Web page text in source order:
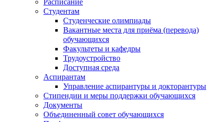
Студентам
Студенческие олимпиады
Вакантные места для приёма (перевода)
обучающихся
Факультеты и кафедры
Трудоустройство
Доступная среда
Аспирантам
Управление аспирантуры и докторантуры
Стипендии и меры поддержки обучающихся
Документы
Объединенный совет обучающихся